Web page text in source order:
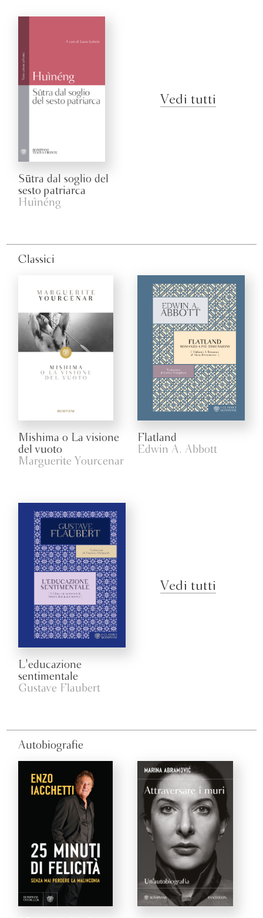
Sūtra dal soglio del
sesto patriarca
Huìnéng
Vedi tutti
Classici
Mishima o La visione
del vuoto
Marguerite Yourcenar
Flatland
Edwin A. Abbott
L'educazione
sentimentale
Gustave Flaubert
Vedi tutti
Autobiografie